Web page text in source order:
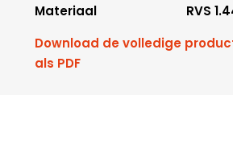
Materiaal
RVS
Download de volledige
als PDF